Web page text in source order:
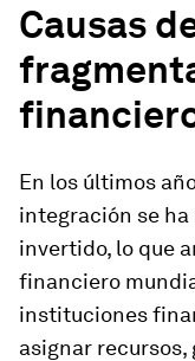
Causas
En los últimos
integración se
invertido, lo que
financiero
instituciones
asignar